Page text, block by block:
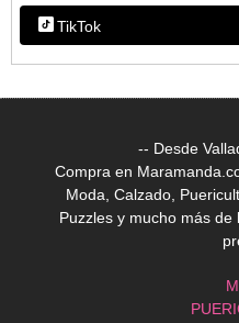
TikTok
-- Desde
Compra en
Moda, Calzado,
Puzzles y mucho más